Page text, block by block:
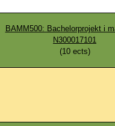
BAMM500: Bachelorprojekt i
N300017101
(10ects)